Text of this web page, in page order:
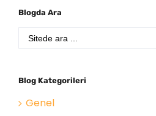
Blogda Ara
Search
Blog Kategorileri
Genel